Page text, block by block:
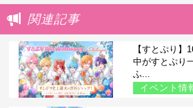
関連記事
【すとぷり】
中がすとぷり
ふ...
イベント情